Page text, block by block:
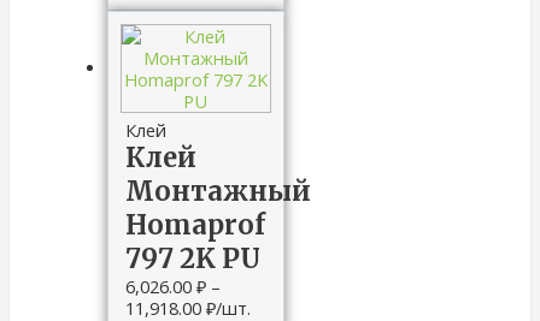
Клей
Клей
Монтажный
Homaprof
797 2K PU
6,026.00₽ –
11,918.00₽/шт.